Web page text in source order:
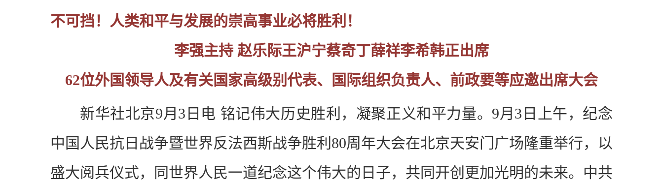
不可挡！人类和平与发展的崇高事业必将胜利！
李强主持 赵乐际王沪宁蔡奇丁薛祥李希韩正出席
62位外国领导人及有关国家高级别代表、国际组织负责人、前政要等应邀出席大会
新华社北京9月3日电 铭记伟大历史胜利，凝聚正义和平力量。9月3日上午，纪念
中国人民抗日战争暨世界反法西斯战争胜利80周年大会在北京天安门广场隆重举行，以
盛大阅兵仪式，同世界人民一道纪念这个伟大的日子，共同开创更加光明的未来。中共